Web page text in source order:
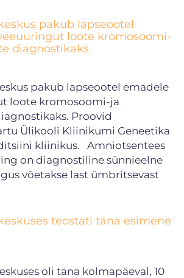
pakub lapseootel
loote kromosoomi-
diagnostikaks
pakub lapseootel emadele
loote kromosoomi-ja
Proovid
Ülikooli Kliinikumi Geneetika
kliinikus. Amniotsentees
on diagnostiline sünnieelne
võetakse last ümbritsevast
teostati täna esimene
oli täna kolmapäeval, 10